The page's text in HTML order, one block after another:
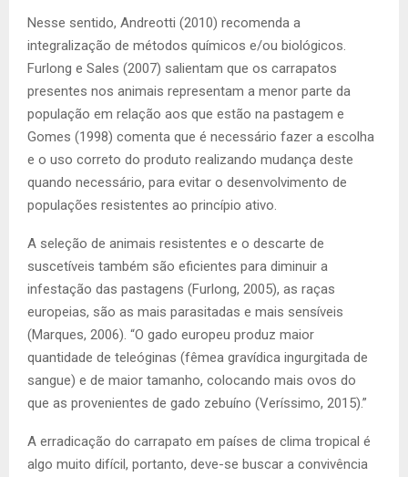
Nesse sentido, Andreotti (2010) recomenda a
integralização de métodos químicos e/ou biológicos.
Furlong e Sales (2007) salientam que os carrapatos
presentes nos animais representam a menor parte da
população em relação aos que estão na pastagem e
Gomes (1998) comenta que é necessário fazer a escolha
e o uso correto do produto realizando mudança deste
quando necessário, para evitar o desenvolvimento de
populações resistentes ao princípio ativo.
A seleção de animais resistentes e o descarte de
suscetíveis também são eficientes para diminuir a
infestação das pastagens (Furlong, 2005), as raças
europeias, são as mais parasitadas e mais sensíveis
(Marques, 2006). “O gado europeu produz maior
quantidade de teleóginas (fêmea gravídica ingurgitada de
sangue) e de maior tamanho, colocando mais ovos do
que as provenientes de gado zebuíno (Veríssimo, 2015).”
A erradicação do carrapato em países de clima tropical é
algo muito difícil, portanto, deve-se buscar a convivência